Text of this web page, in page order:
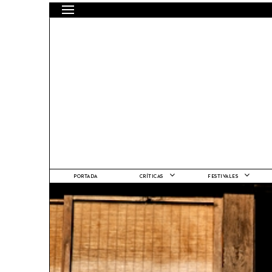
PORTADA CRÍTICAS FESTIVALES